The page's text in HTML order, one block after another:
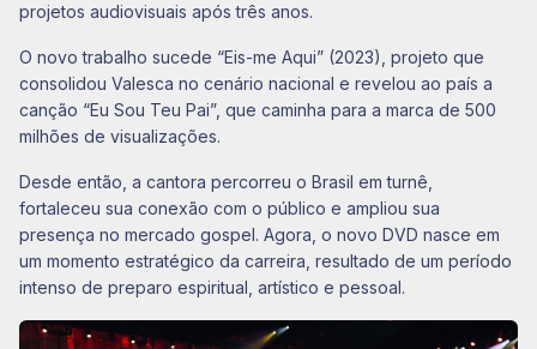
projetos audiovisuais após três anos.
O novo trabalho sucede “Eis-me Aqui” (2023), projeto que
consolidou Valesca no cenário nacional e revelou ao país a
canção “Eu Sou Teu Pai”, que caminha para a marca de 500
milhões de visualizações.
Desde então, a cantora percorreu o Brasil em turnê,
fortaleceu sua conexão com o público e ampliou sua
presença no mercado gospel. Agora, o novo DVD nasce em
um momento estratégico da carreira, resultado de um período
intenso de preparo espiritual, artístico e pessoal.